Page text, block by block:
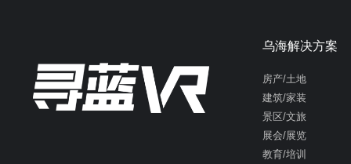
乌海解决方案
房产/土地
建筑/家装
景区/文旅
展会/展览
教育/培训